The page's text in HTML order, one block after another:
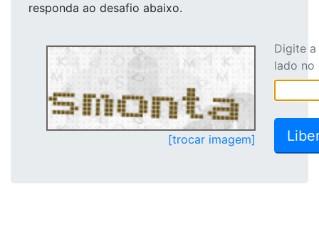
responda ao desafio abaixo.
[trocar imagem]
Digite
lado no